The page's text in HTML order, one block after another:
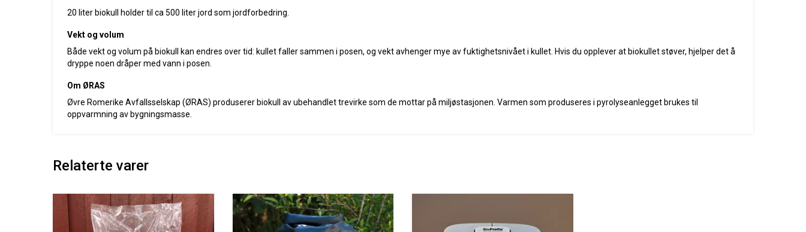
20 liter biokull holder til ca 500 liter jord som jordforbedring.
Vekt og volum
Både vekt og volum på biokull kan endres over tid: kullet faller sammen i posen, og vekt avhenger mye av fuktighetsnivået i kullet. Hvis du opplever at biokullet støver, hjelper det å
dryppe noen dråper med vann i posen.
Om ØRAS
Øvre Romerike Avfallsselskap (ØRAS) produserer biokull av ubehandlet trevirke som de mottar på miljøstasjonen. Varmen som produseres i pyrolyseanlegget brukes til
oppvarmning av bygningsmasse.
Relaterte varer